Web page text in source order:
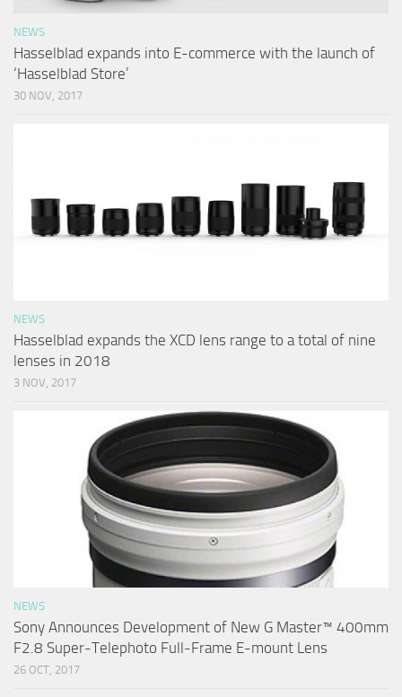
NEWS
Hasselblad expands into E-commerce with the launch of
‘Hasselblad Store’
30 NOV, 2017
NEWS
Hasselblad expands the XCD lens range to a total of nine
lenses in 2018
3 NOV, 2017
NEWS
Sony Announces Development of New G Master™ 400mm
F2.8 Super-Telephoto Full-Frame E-mount Lens
26 OCT, 2017